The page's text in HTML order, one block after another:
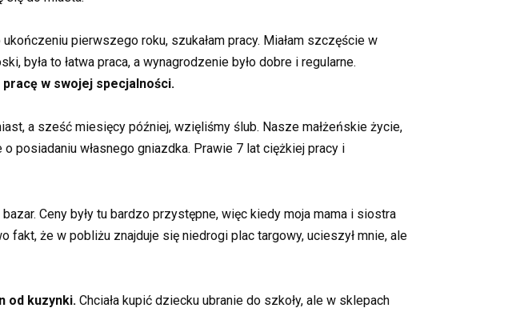
pierwszego roku, szukałam pracy. Miałam szczęście w
była to łatwa praca, a wynagrodzenie było dobre i regularne.
pracę w swojej specjalności.
a sześć miesięcy później, wzięliśmy ślub. Nasze małżeńskie życie,
posiadaniu własnego gniazdka. Prawie 7 lat ciężkiej pracy i
Ceny były tu bardzo przystępne, więc kiedy moja mama i siostra
że w pobliżu znajduje się niedrogi plac targowy, ucieszył mnie, ale
od kuzynki. Chciała kupić dziecku ubranie do szkoły, ale w sklepach